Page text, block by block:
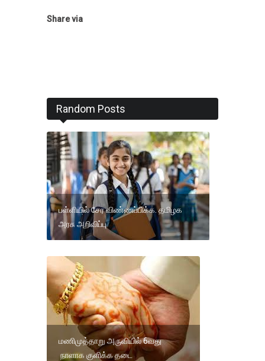
Share via
Random Posts
பள்ளியில் சேர விண்ணப்பிக்க. தமிழக
அரசு அறிவிப்பு
மணிமுத்தாறு அருவியில் 6வது
நாளாக குளிக்க தடை